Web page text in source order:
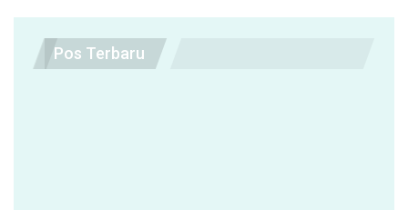
Pos Terbaru